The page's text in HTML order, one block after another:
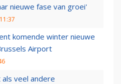
nieuwe fase van groei'
komende winter nieuwe
Airport
veel andere